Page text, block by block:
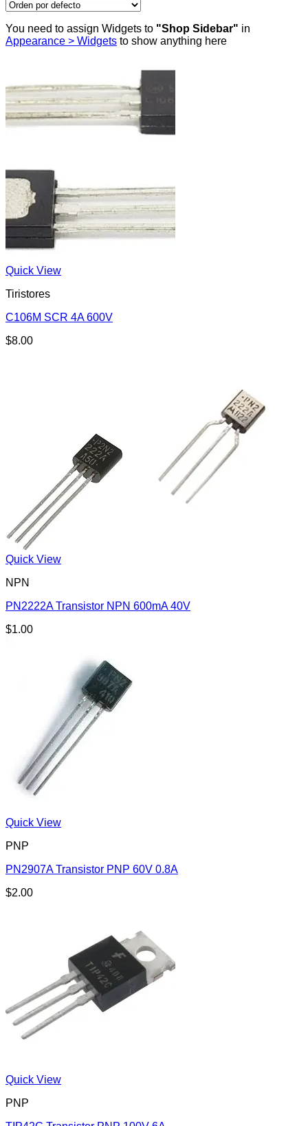
You need to assign Widgets to "Shop Sidebar" in
Appearance > Widgets to show anything here
Quick View
Tiristores
C106M SCR 4A 600V
$8.00
Quick View
NPN
PN2222A Transistor NPN 600mA 40V
$1.00
Quick View
PNP
PN2907A Transistor PNP 60V 0.8A
$2.00
Quick View
PNP